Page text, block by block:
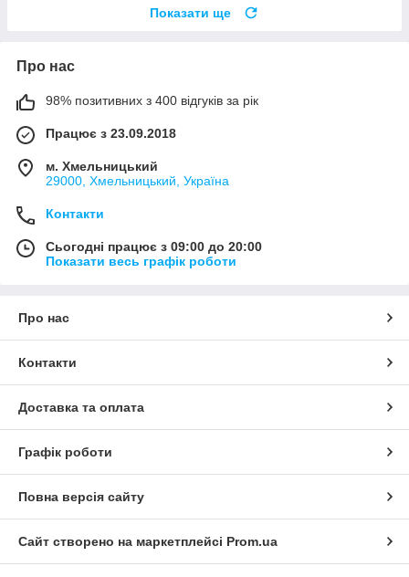
Показати ще
Про нас
98% позитивних з 400 відгуків за рік
Працює з 23.09.2018
м. Хмельницький
29000, Хмельницький, Україна
Контакти
Сьогодні працює з 09:00 до 20:00
Показати весь графік роботи
Про нас
Контакти
Доставка та оплата
Графік роботи
Повна версія сайту
Сайт створено на маркетплейсі Prom.ua